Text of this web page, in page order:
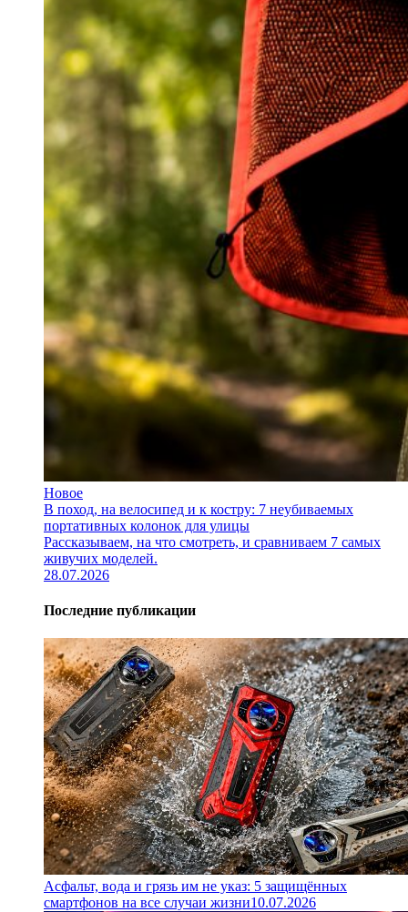
Новое
В поход, на велосипед и к костру: 7 неубиваемых
портативных колонок для улицы
Рассказываем, на что смотреть, и сравниваем 7 самых
живучих моделей.
28.07.2026
Последние публикации
Асфальт, вода и грязь им не указ: 5 защищённых
смартфонов на все случаи жизни10.07.2026